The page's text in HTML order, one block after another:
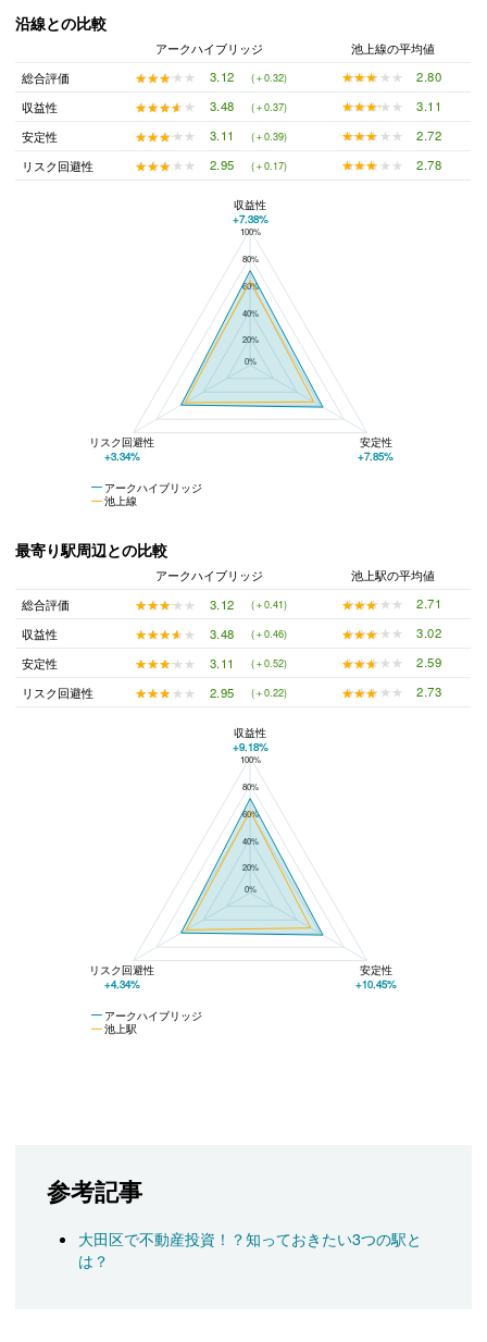
沿線との比較
アークハイブリッジ
池上線の平均値
総合評価
★★★★★
★★★★★ 3.12 (＋0.32) ★★★★★
★★★★★
2.80
収益性
★★★★★
★★★★★ 3.48 (＋0.37) ★★★★★
★★★★★
3.11
安定性
★★★★★
★★★★★ 3.11 (＋0.39) ★★★★★
★★★★★
2.72
リスク回避性
★★★★★
★★★★★ 2.95 (＋0.17) ★★★★★
★★★★★ 2.78
アークハイブリッジと池上線の平均値の総合評価の比較
100%
80%
60%
40%
20%
0%
アークハイブリッジ
池上線
収益性
+7.38%
リスク回避性
+3.34%
安定性
+7.85%
最寄り駅周辺との比較
アークハイブリッジ
池上駅の平均値
総合評価
★★★★★
★★★★★ 3.12 (＋0.41) ★★★★★
★★★★★
2.71
収益性
★★★★★
★★★★★ 3.48 (＋0.46) ★★★★★
★★★★★
3.02
安定性
★★★★★
★★★★★ 3.11 (＋0.52) ★★★★★
★★★★★
2.59
リスク回避性
★★★★★
★★★★★ 2.95 (＋0.22) ★★★★★
★★★★★ 2.73
アークハイブリッジと池上駅の平均値の総合評価の比較
100%
80%
60%
40%
20%
0%
アークハイブリッジ
池上駅
収益性
+9.18%
リスク回避性
+4.34%
安定性
+10.45%
参考記事
大田区で不動産投資！？知っておきたい3つの駅と
は？